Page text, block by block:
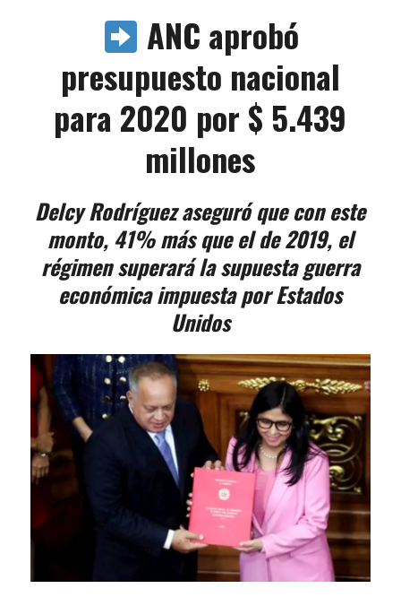
ANC aprobó
presupuesto nacional
para 2020 por $ 5.439
millones
Delcy Rodríguez aseguró que con este
monto, 41% más que el de 2019, el
régimen superará la supuesta guerra
económica impuesta por Estados
Unidos